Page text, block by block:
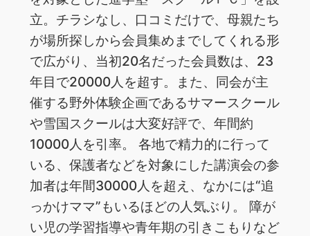
立。チラシなし、口コミだけで、母親たち
が場所探しから会員集めまでしてくれる形
で広がり、当初20名だった会員数は、23
年目で20000人を超す。また、同会が主
催する野外体験企画であるサマースクール
や雪国スクールは大変好評で、年間約
10000人を引率。 各地で精力的に行って
いる、保護者などを対象にした講演会の参
加者は年間30000人を超え、なかには“追
っかけママ”もいるほどの人気ぶり。 障が
い児の学習指導や青年期の引きこもりなど